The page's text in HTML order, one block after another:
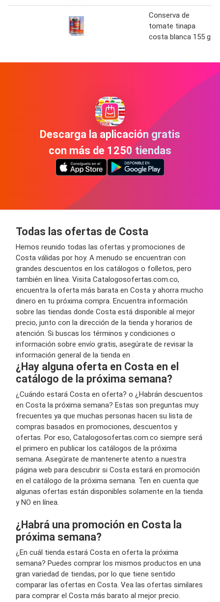
Conserva de
tomate tinapa
costa blanca 155 g
Descarga la aplicación gratis
con más de 1250 tiendas
Todas las ofertas de Costa
Hemos reunido todas las ofertas y promociones de
Costa válidas por hoy. A menudo se encuentran con
grandes descuentos en los catálogos o folletos, pero
también en línea. Visita Catalogosofertas.com.co,
encuentra la oferta más barata en Costa y ahorra mucho
dinero en tu próxima compra. Encuentra información
sobre las tiendas donde Costa está disponible al mejor
precio, junto con la dirección de la tienda y horarios de
atención. Si buscas los términos y condiciones o
información sobre envío gratis, asegúrate de revisar la
información general de la tienda en .
¿Hay alguna oferta en Costa en el
catálogo de la próxima semana?
¿Cuándo estará Costa en oferta? o ¿Habrán descuentos
en Costa la próxima semana? Estas son preguntas muy
frecuentes ya que muchas personas hacen su lista de
compras basados en promociones, descuentos y
ofertas. Por eso, Catalogosofertas.com.co siempre será
el primero en publicar los catálogos de la próxima
semana. Asegúrate de mantenerte atento a nuestra
página web para descubrir si Costa estará en promoción
en el catálogo de la próxima semana. Ten en cuenta que
algunas ofertas están disponibles solamente en la tienda
y NO en línea.
¿Habrá una promoción en Costa la
próxima semana?
¿En cuál tienda estará Costa en oferta la próxima
semana? Puedes comprar los mismos productos en una
gran variedad de tiendas, por lo que tiene sentido
comparar las ofertas en Costa. Vea las ofertas similares
para comprar el Costa más barato al mejor precio.